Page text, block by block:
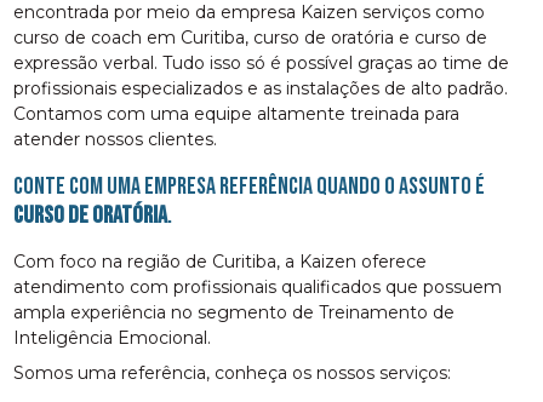
encontrada por meio da empresa Kaizen serviços como
curso de coach em Curitiba, curso de oratória e curso de
expressão verbal. Tudo isso só é possível graças ao time de
profissionais especializados e as instalações de alto padrão.
Contamos com uma equipe altamente treinada para
atender nossos clientes.
Conte com uma empresa referência quando o assunto é
curso de oratória.
Com foco na região de Curitiba, a Kaizen oferece
atendimento com profissionais qualificados que possuem
ampla experiência no segmento de Treinamento de
Inteligência Emocional.
Somos uma referência, conheça os nossos serviços: